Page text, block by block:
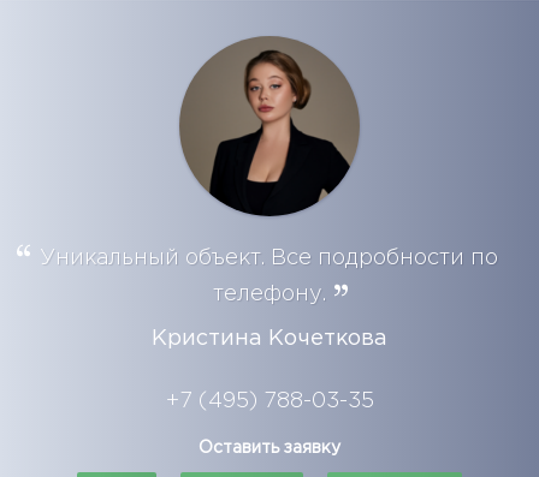
Уникальный объект. Все подробности по
телефону.
Кристина Кочеткова
+7 (495) 788-03-35
Оставить заявку